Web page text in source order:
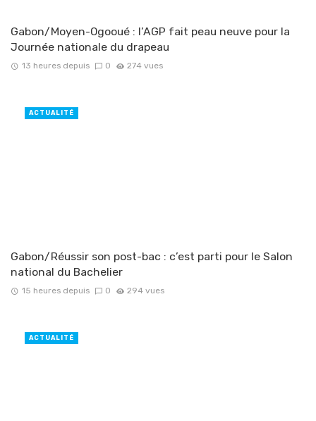
Gabon/Moyen-Ogooué : l’AGP fait peau neuve pour la
Journée nationale du drapeau
13 heures depuis 0 274 vues
Gabon/Réussir son post-bac : c’est parti pour le Salon
national du Bachelier
15 heures depuis 0 294 vues
ACTUALITÉ
ACTUALITÉ